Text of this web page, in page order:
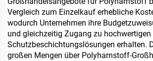
Schokolade, Gebäck und
Gewürzen
Vergleich zum Einzelkauf erhebliche
wodurch Unternehmen ihre
und gleichzeitig Zugang zu hochwertigen
Schutzbeschichtungslösungen erhalten.
großen Mengen über Polyharnstoff-